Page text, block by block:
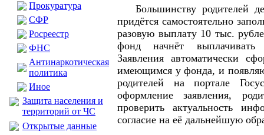
Прокуратура
CФР
Росреестр
ФНС
Антинаркотическая
политика
Иное
Защита населения и
территорий от ЧС
Открытые данные
Большинству родителей
придётся самостоятельно
разовую выплату 10 тыс.
фонд начнёт
Заявления автоматически
имеющимся у фонда, и
родителей на портале
оформление заявления,
проверить актуальность
согласие на её дальнейшую